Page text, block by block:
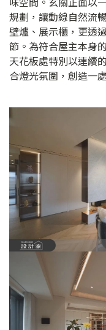
規劃，讓動線自然流
壁爐、展示櫃，更透
節。為符合屋主本身
天花板處特別以連續
合燈光氛圍，創造一